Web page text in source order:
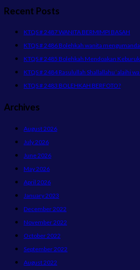
Recent Posts
KTQS # 2487 WANITA BERMIMPI BASAH
KTQS # 2486 Bolehkah wanita
KTQS # 2485 Bolehkah Mendoakan
KTQS # 2484 Rasulullah Shallallahu ‘alaihi
KTQS # 2483 BOLEHKAH BERFOTO?
Archives
August 2026
July 2026
June 2026
May 2026
April 2026
January 2023
December 2022
November 2022
October 2022
September 2022
August 2022